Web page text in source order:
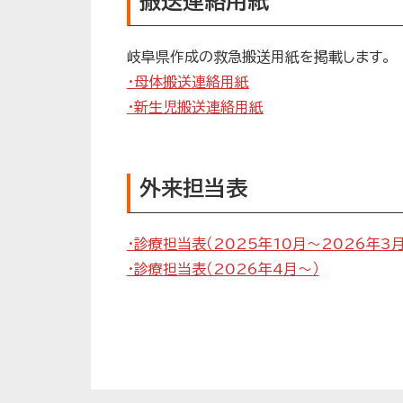
岐阜県作成の救急搬送用紙を掲載します。
・母体搬送連絡用紙
・新生児搬送連絡用紙
外来担当表
・診療担当表（2025年10月～2026年3月
・診療担当表（2026年4月～）